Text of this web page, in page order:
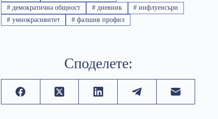
#демократична общност #дневник # инфлуенсъри
#умнокрасивитет #фалшив профил
Споделете: